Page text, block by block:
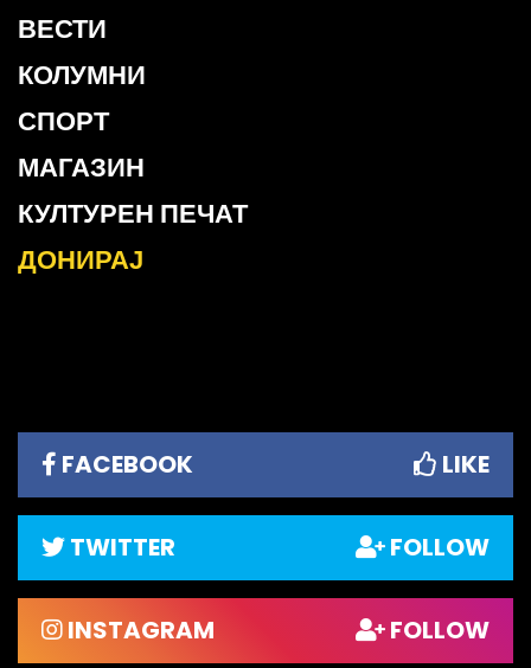
ВЕСТИ
КОЛУМНИ
СПОРТ
МАГАЗИН
КУЛТУРЕН ПЕЧАТ
ДОНИРАЈ
FACEBOOK LIKE
TWITTER FOLLOW
INSTAGRAM FOLLOW